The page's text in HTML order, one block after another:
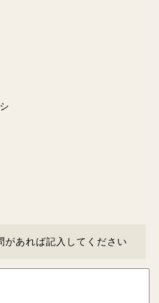
があれば記入してください